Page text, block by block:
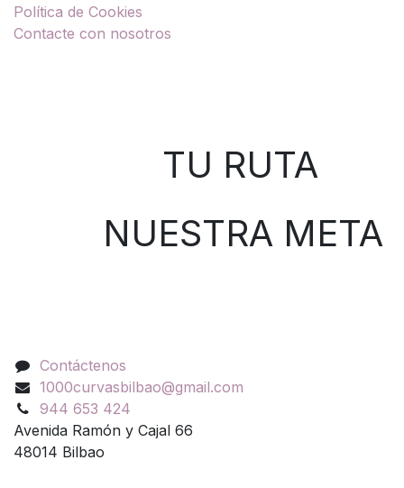
Política de Cookies
Contacte con nosotros
TU RUTA
NUESTRA META
Contáctenos
1000curvasbilbao@gmail.com
944 653 424
Avenida Ramón y Cajal 66
48014 Bilbao